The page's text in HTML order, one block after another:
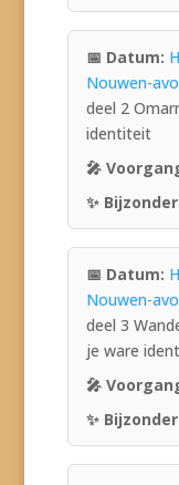
Nouwen-
deel 2
identiteit
Nouwen-
deel 3
je ware